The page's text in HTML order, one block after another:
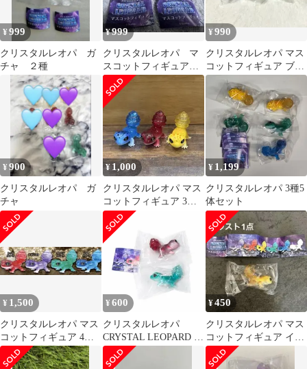
¥999
クリスタルレオパ ガ
チャ ２種
¥999
クリスタルレオパ マ
スコットフィギュア
セット
¥990
クリスタルレオパ マス
コットフィギュア ブル
ークォーツ グリーンク
ォーツ
¥900
クリスタルレオパ ガ
チャ
¥ 1,000
クリスタルレオパ マス
コットフィギュア 3体
セット
¥ 1,199
クリスタルレオパ 3種5
体セット
¥ 1,500
クリスタルレオパ マス
コットフィギュア 4匹
セット
¥ 600
クリスタルレオパ
CRYSTAL LEOPARD マ
スコットフィギュア
¥450
クリスタルレオパ マス
コットフィギュア イエ
ロー